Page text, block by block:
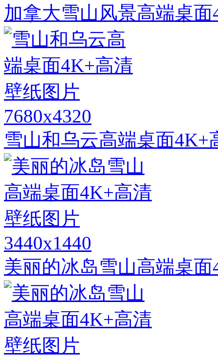
加拿大雪山风景高端桌
7680x4320
雪山和乌云高端桌面4K+
3440x1440
美丽的冰岛雪山高端桌